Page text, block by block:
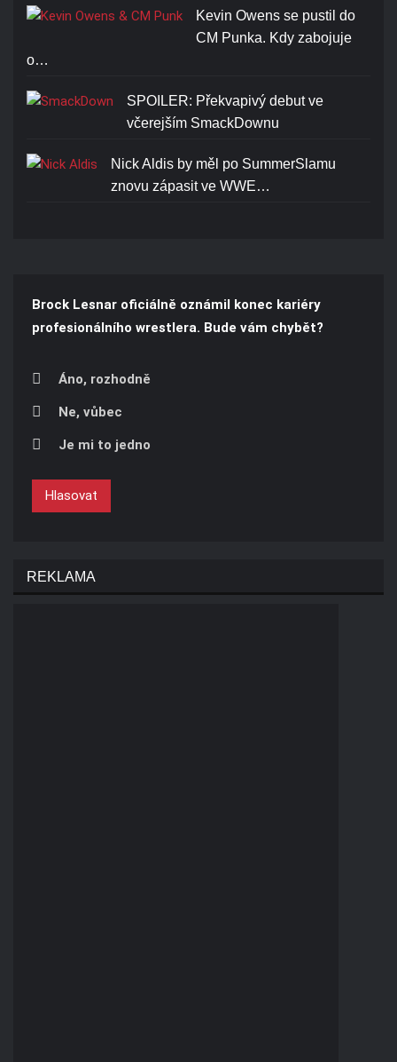
Kevin Owens se pustil do
CM Punka. Kdy zabojuje
o…
SPOILER: Překvapivý debut ve
včerejším SmackDownu
Nick Aldis by měl po SummerSlamu
znovu zápasit ve WWE…
Brock Lesnar oficiálně oznámil konec kariéry
profesionálního wrestlera. Bude vám chybět?
Áno, rozhodně
Ne, vůbec
Je mi to jedno
Hlasovat
REKLAMA